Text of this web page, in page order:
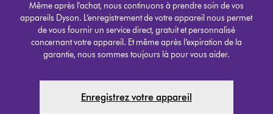
Même après l'achat, nous continuons à prendre soin de vos
appareils Dyson. L’enregistrement de votre appareil nous permet
de vous fournir un service direct, gratuit et personnalisé
concernant votre appareil. Et même après l’expiration de la
garantie, nous sommes toujours là pour vous aider.
Enregistrez votre appareil